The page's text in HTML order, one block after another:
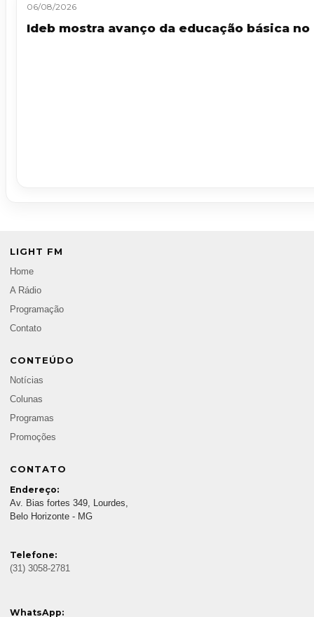
06/08/2026
Ideb mostra avanço da educação básica no
LIGHT FM
Home
A Rádio
Programação
Contato
CONTEÚDO
Notícias
Colunas
Programas
Promoções
CONTATO
Endereço:
Av. Bias fortes 349, Lourdes,
Belo Horizonte - MG
Telefone:
(31) 3058-2781
WhatsApp: